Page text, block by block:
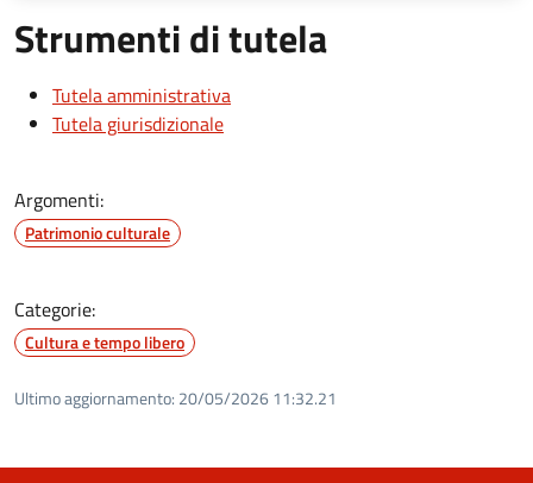
Strumenti di tutela
Tutela amministrativa
Tutela giurisdizionale
Argomenti:
Patrimonio culturale
Categorie:
Cultura e tempo libero
Ultimo aggiornamento: 20/05/2026 11:32.21